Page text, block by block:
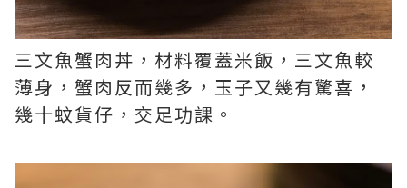
三文魚蟹肉丼，材料覆蓋米飯，三文魚較
薄身，蟹肉反而幾多，玉子又幾有驚喜，
幾十蚊貨仔，交足功課。